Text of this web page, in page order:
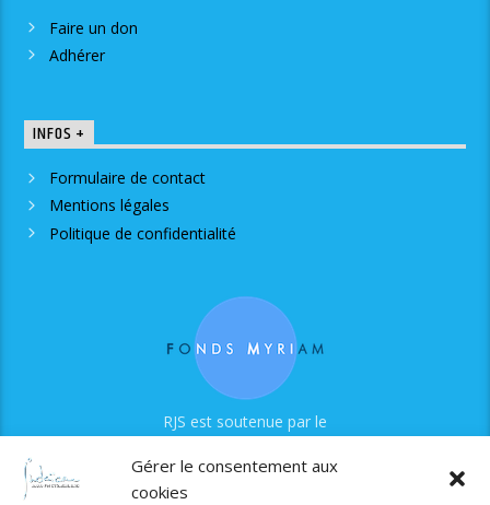
Gérer le consentement aux
cookies
Faire un don
Adhérer
INFOS +
Formulaire de contact
Mentions légales
Politique de confidentialité
RJS est soutenue par le